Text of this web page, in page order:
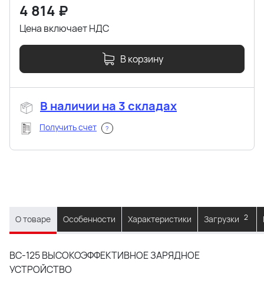
4 814 ₽
Цена включает НДС
В корзину
В наличии на 3 складах
Получить счет ?
О товаре Особенности Характеристики Загрузки 2
BC-125 ВЫСОКОЭФФЕКТИВНОЕ ЗАРЯДНОЕ
УСТРОЙСТВО